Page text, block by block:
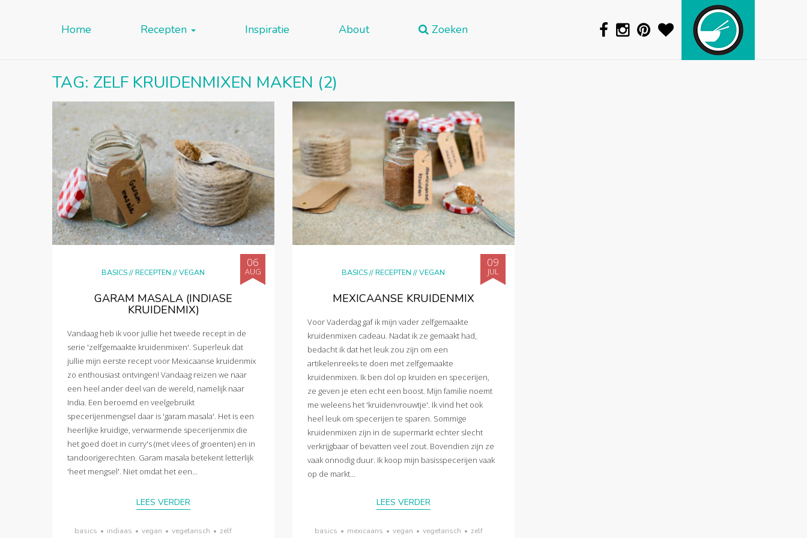
Home Recepten Inspiratie About Zoeken
TAG: ZELF KRUIDENMIXEN MAKEN (2)
BASICS//RECEPTEN //VEGAN
06
AUG
GARAM MASALA (INDIASE
KRUIDENMIX)
Vandaag heb ik voor jullie het tweede recept in de
serie 'zelfgemaakte kruidenmixen'. Superleuk dat
jullie mijn eerste recept voor Mexicaanse kruidenmix
zo enthousiast ontvingen! Vandaag reizen we naar
een heel ander deel van de wereld, namelijk naar
India. Een beroemd en veelgebruikt
specerijenmengsel daar is 'garam masala'. Het is een
heerlijke kruidige, verwarmende specerijenmix die
het goed doet in curry's (met vlees of groenten) en in
tandoorigerechten. Garam masala betekent letterlijk
'heet mengsel'. Niet omdat het een...
LEES VERDER
basics • indiaas • vegan • vegetarisch • zelf
BASICS//RECEPTEN //VEGAN
09
JUL
MEXICAANSE KRUIDENMIX
Voor Vaderdag gaf ik mijn vader zelfgemaakte
kruidenmixen cadeau. Nadat ik ze gemaakt had,
bedacht ik dat het leuk zou zijn om een
artikelenreeks te doen met zelfgemaakte
kruidenmixen. Ik ben dol op kruiden en specerijen,
ze geven je eten echt een boost. Mijn familie noemt
me weleens het 'kruidenvrouwtje'. Ik vind het ook
heel leuk om specerijen te sparen. Sommige
kruidenmixen zijn in de supermarkt echter slecht
verkrijgbaar of bevatten veel zout. Bovendien zijn ze
vaak onnodig duur. Ik koop mijn basisspecerijen vaak
op de markt...
LEES VERDER
basics • mexicaans • vegan • vegetarisch • zelf